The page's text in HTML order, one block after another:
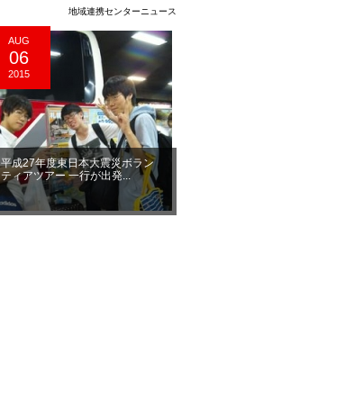
地域連携センターニュース
AUG
06
2015
平成27年度東日本大震災ボラン
ティアツアー 一行が出発...